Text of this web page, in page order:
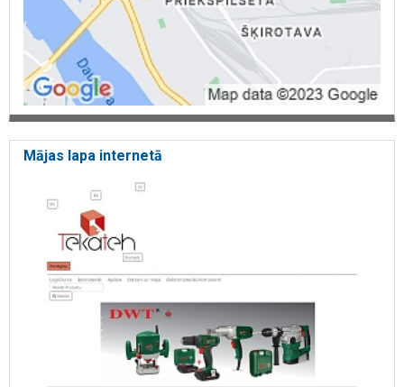
Mājas lapa internetā